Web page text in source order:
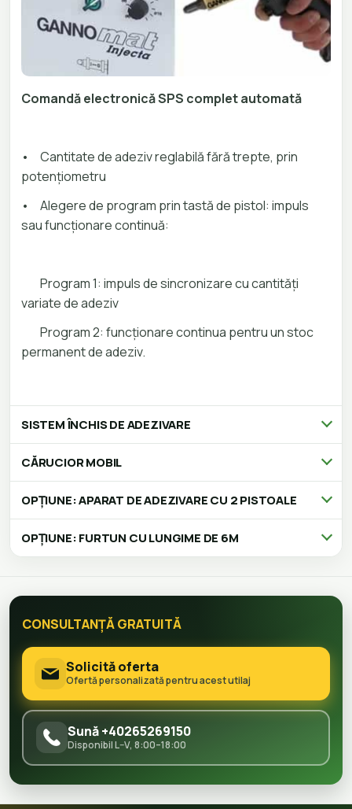
Comandă electronică SPS complet automată
•
Cantitate de adeziv reglabilă fără trepte, prin
potențiometru
•
Alegere de program prin tastă de pistol: impuls
sau funcționare continuă:
Program 1: impuls de sincronizare cu cantități
variate de adeziv
Program 2: funcționare continua pentru un stoc
permanent de adeziv.
SISTEM ÎNCHIS DE ADEZIVARE
CĂRUCIOR MOBIL
OPȚIUNE: APARAT DE ADEZIVARE CU 2 PISTOALE
OPȚIUNE: FURTUN CU LUNGIME DE 6M
CONSULTANȚĂ GRATUITĂ
Solicită oferta
Ofertă personalizată pentru acest utilaj
Sună +40265269150
Disponibil L–V, 8:00–18:00